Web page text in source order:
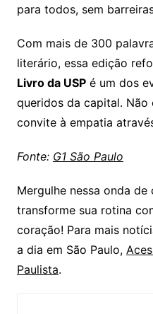
para todos, sem
Com mais de 300
literário, essa edição
Livro da USPé um dos
queridos da capital. Não
convite à empatia
Fonte: G1 São Paulo
Mergulhe nessa onda
transforme sua rotina
coração! Para mais
a dia em São Paulo,
Paulista.